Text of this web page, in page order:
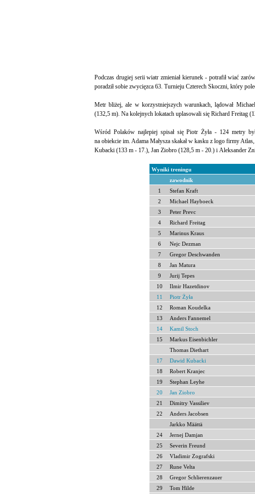
Podczas drugiej serii wiatr zmieniał kierunek - potrafił wiać
poradził sobie zwycięzca 63. Turnieju Czterech Skoczni, który
Metr bliżej, ale w korzystniejszych warunkach, lądował
(132,5 m). Na kolejnych lokatach uplasowali się Richard Freitag
Wśród Polaków najlepiej spisał się Piotr Żyła - 124 metry
na obiekcie im. Adama Małysza skakał w kasku z logo firmy
Kubacki (133 m - 17.), Jan Ziobro (128,5 m - 20.) i Aleksander
Wyniki treningu
zawodnik
1
Stefan Kraft
2
Michael Hayboeck
3
Peter Prevc
4
Richard Freitag
5
Marinus Kraus
6
Nejc Dezman
7
Gregor Deschwanden
8
Jan Matura
9
Jurij Tepes
10
Ilmir Hazetdinov
11
Piotr Żyła
12
Roman Koudelka
13
Anders Fannemel
14
Kamil Stoch
15
Markus Eisenbichler
Thomas Diethart
17
Dawid Kubacki
18
Robert Kranjec
19
Stephan Leyhe
20
Jan Ziobro
21
Dimitry Vassiliev
22
Anders Jacobsen
Jarkko Määttä
24
Jernej Damjan
25
Severin Freund
26
Vladimir Zografski
27
Rune Velta
28
Gregor Schlierenzauer
29
Tom Hilde